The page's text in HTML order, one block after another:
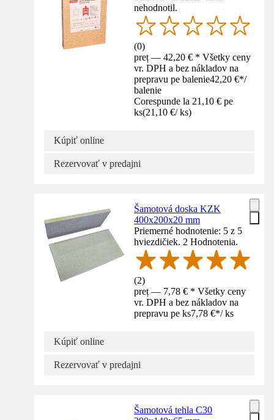
nehodnotil.
(0)
preț — 42,20 € * Všetky ceny
vr. DPH a bez nákladov na
prepravu pe balenie42,20 €*/
balenie
Corespunde la 21,10 € pe
ks(21,10 €/ ks)
Kúpiť online
Rezervovať v predajni
Šamotová doska KZK
400x200x20 mm
Priemerné hodnotenie: 5 z 5
hviezdičiek. 2 Hodnotenia.
(2)
preț — 7,78 € * Všetky ceny
vr. DPH a bez nákladov na
prepravu pe ks7,78 €*/ ks
Kúpiť online
Rezervovať v predajni
Šamotová tehla C30